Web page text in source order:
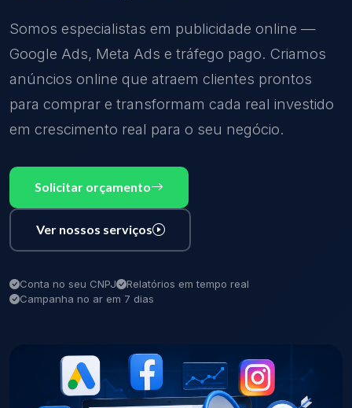
Somos especialistas em publicidade online —
Google Ads, Meta Ads e tráfego pago. Criamos
anúncios online que atraem clientes prontos
para comprar e transformam cada real investido
em crescimento real para o seu negócio.
Solicitar orçamento
Ver nossos serviços
Conta no seu CNPJ
Relatórios em tempo real
Campanha no ar em 7 dias